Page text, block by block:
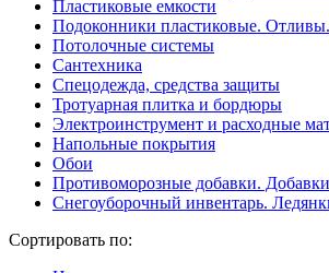
Пластиковые емкости
Подоконники пластиковые.
Потолочные системы
Сантехника
Спецодежда, средства защиты
Тротуарная плитка и бордюры
Электроинструмент и расходные
Напольные покрытия
Обои
Противоморозные добавки.
Снегоуборочный инвентарь.
Сортировать по: